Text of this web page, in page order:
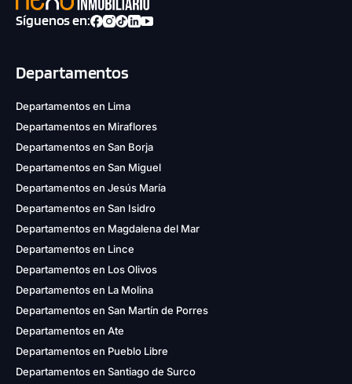
Síguenos en:
Departamentos
Departamentos en Lima
Departamentos en Miraflores
Departamentos en San Borja
Departamentos en San Miguel
Departamentos en Jesús María
Departamentos en San Isidro
Departamentos en Magdalena del Mar
Departamentos en Lince
Departamentos en Los Olivos
Departamentos en La Molina
Departamentos en San Martín de Porres
Departamentos en Ate
Departamentos en Pueblo Libre
Departamentos en Santiago de Surco